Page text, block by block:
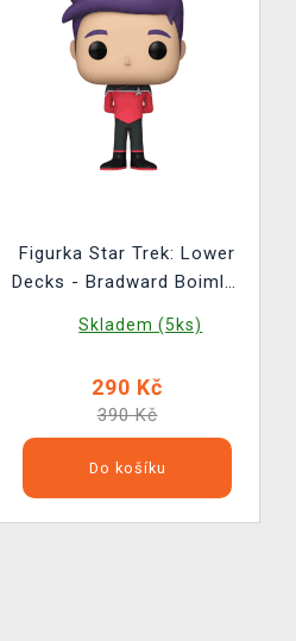
Figurka Star Trek: Lower
Decks - Bradward Boimler
1434)
Skladem (5ks)
290 Kč
390 Kč
Do košíku